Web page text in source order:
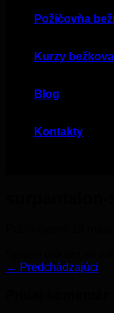
Požičovňa
Kurzy
Blog
Kontakty
← Predchádzajúci